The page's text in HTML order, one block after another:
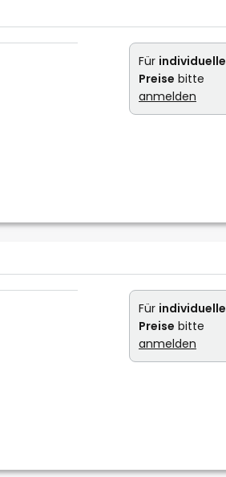
Für individuelle
Preise bitte
anmelden
Für individuelle
Preise bitte
anmelden